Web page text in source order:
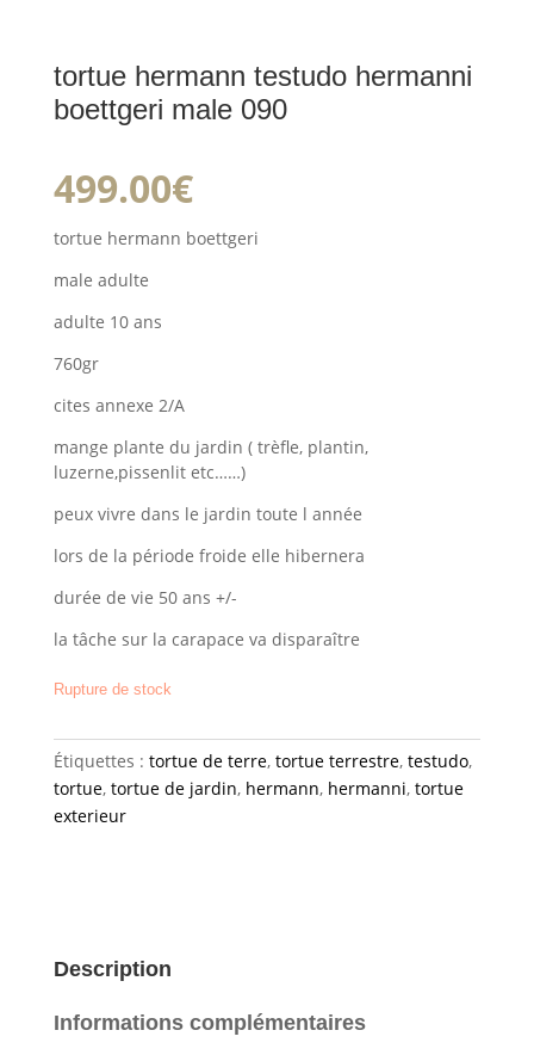
tortue hermann testudo hermanni
boettgeri male 090
499.00€
tortue hermann boettgeri
male adulte
adulte 10 ans
760gr
cites annexe 2/A
mange plante du jardin ( trèfle, plantin,
luzerne,pissenlit etc……)
peux vivre dans le jardin toute l année
lors de la période froide elle hibernera
durée de vie 50 ans +/-
la tâche sur la carapace va disparaître
Rupture de stock
Étiquettes : tortue de terre, tortue terrestre, testudo,
tortue, tortue de jardin, hermann, hermanni, tortue
exterieur
Description
Informations complémentaires